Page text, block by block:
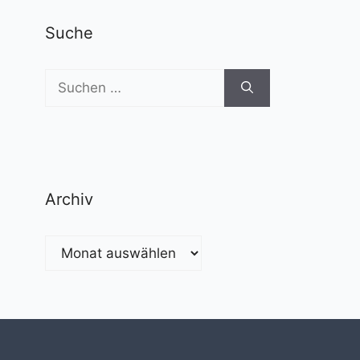
Suche
nach:
Archiv
Archiv